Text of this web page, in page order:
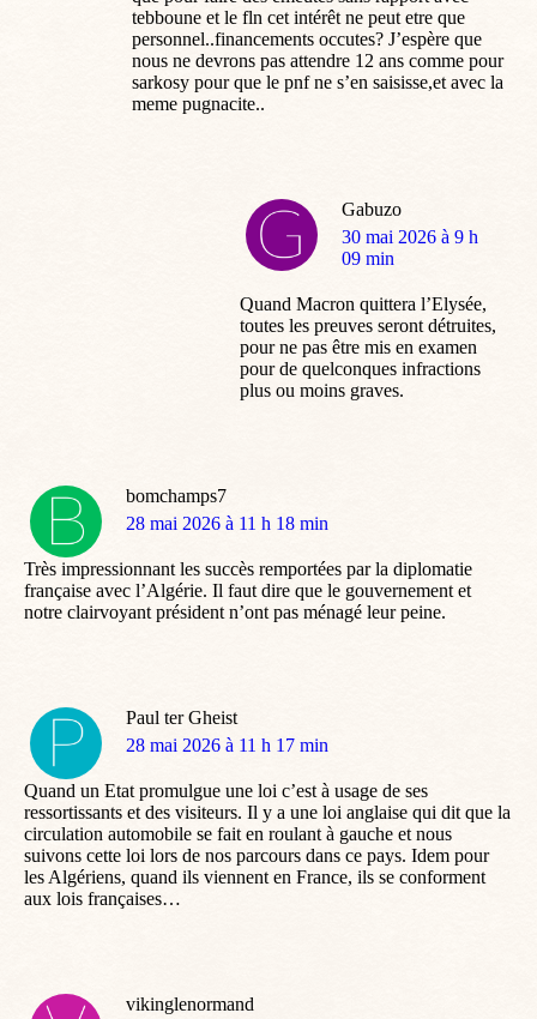
tebboune et le fln cet intérêt ne peut etre que
personnel..financements occutes? J’espère que
nous ne devrons pas attendre 12 ans comme pour
sarkosy pour que le pnf ne s’en saisisse,et avec la
meme pugnacite..
Gabuzo
dit
:
30 mai 2026 à 9 h
09 min
Quand Macron quittera l’Elysée,
toutes les preuves seront détruites,
pour ne pas être mis en examen
pour de quelconques infractions
plus ou moins graves.
bomchamps7
dit
28 mai 2026 à 11 h 18 min
Très impressionnant les succès remportées par la diplomatie
française avec l’Algérie. Il faut dire que le gouvernement et
notre clairvoyant président n’ont pas ménagé leur peine.
Paul ter Gheist
dit
28 mai 2026 à 11 h 17 min
Quand un Etat promulgue une loi c’est à usage de ses
ressortissants et des visiteurs. Il y a une loi anglaise qui dit que la
circulation automobile se fait en roulant à gauche et nous
suivons cette loi lors de nos parcours dans ce pays. Idem pour
les Algériens, quand ils viennent en France, ils se conforment
aux lois françaises…
vikinglenormand